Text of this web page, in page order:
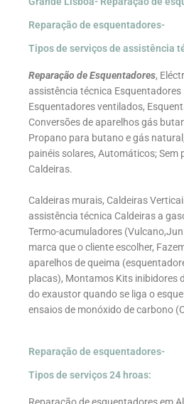
Reparação de esquentadores-
Tipos de serviços de assistência
Reparação de Esquentadores,
assistência técnica Esquentadores
Esquentadores ventilados,
Conversões de aparelhos gás
Propano para butano e gás
painéis solares, Automáticos; Sem
Caldeiras.
Caldeiras murais, Caldeiras
assistência técnica Caldeiras a
Termo-acumuladores
marca que o cliente escolher,
aparelhos de queima
placas), Montamos Kits inibidores
do exaustor quando se liga o
ensaios de monóxido de carbono
Reparação de esquentadores-
Tipos de serviços 24 hroas: